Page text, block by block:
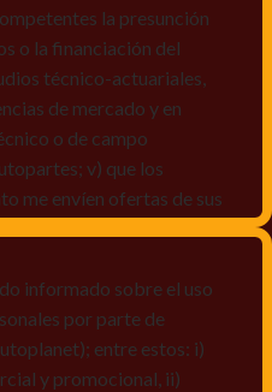
la presunción
o la financiación del
técnico-actuariales,
de mercado y en
o de campo
v) que los
me envíen ofertas de sus
de acuerdo a las
titulares de Datos
satisfacción, vi) reportes
informado sobre el uso
por parte de
entre estos: i)
y promocional, ii)